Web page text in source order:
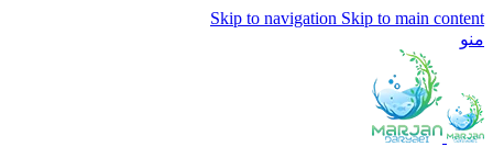
Skip to navigation Skip to main content
منو